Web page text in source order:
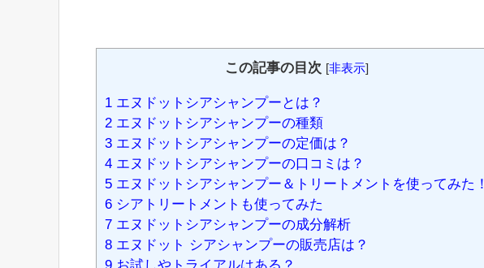
この記事の目次 [非表示]
1 エヌドットシアシャンプーとは？
2 エヌドットシアシャンプーの種類
3 エヌドットシアシャンプーの定価は？
4 エヌドットシアシャンプーの口コミは？
5 エヌドットシアシャンプー＆トリートメントを使ってみた！
6 シアトリートメントも使ってみた
7 エヌドットシアシャンプーの成分解析
8 エヌドット シアシャンプーの販売店は？